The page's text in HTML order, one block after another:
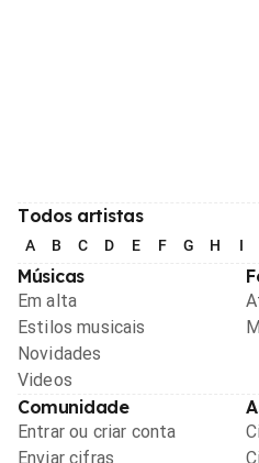
Todos artistas
A B C D E F G H I
Músicas
Em alta
Estilos musicais
Novidades
Videos
Comunidade
Entrar ou criar conta
Enviar cifras